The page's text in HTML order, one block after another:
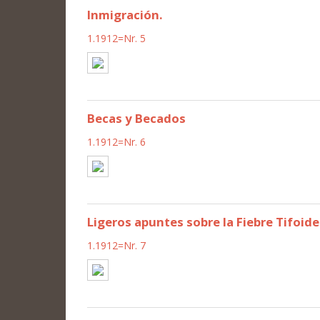
Inmigración.
1.1912=Nr. 5
Becas y Becados
1.1912=Nr. 6
Ligeros apuntes sobre la Fiebre
1.1912=Nr. 7